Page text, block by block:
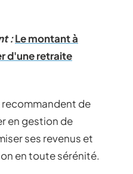
:Le montant à
d'une retraite
de
en gestion de
ses revenus et
en toute sérénité.